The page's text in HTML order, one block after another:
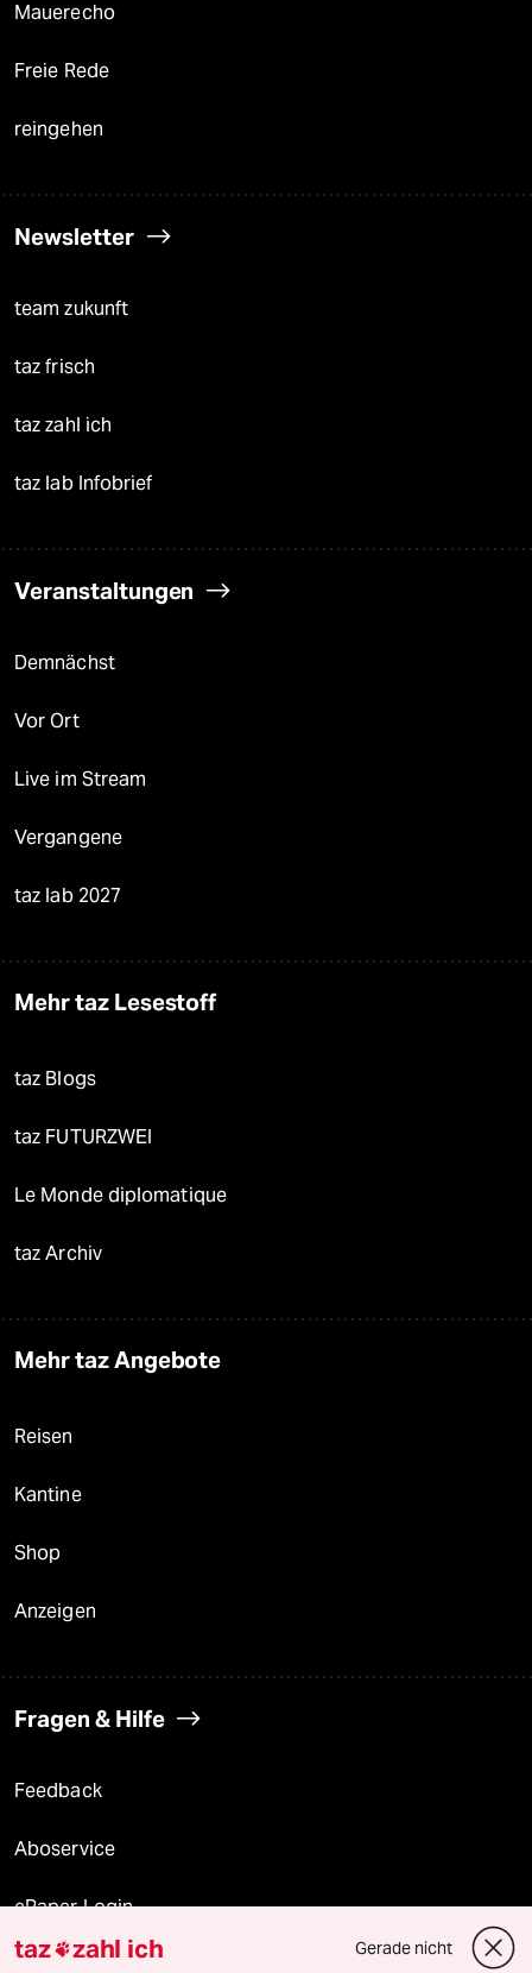
Mauerecho
Freie Rede
reingehen
Newsletter
team zukunft
taz frisch
taz zahl ich
taz lab Infobrief
Veranstaltungen
Demnächst
Vor Ort
Live im Stream
Vergangene
taz lab 2027
Mehr taz Lesestoff
taz Blogs
taz FUTURZWEI
Le Monde diplomatique
taz Archiv
Mehr taz Angebote
Reisen
Kantine
Shop
Anzeigen
Fragen & Hilfe
Feedback
Aboservice
ePaper Login
Downloads für Abonnierende
taz zahl ich Gerade nicht